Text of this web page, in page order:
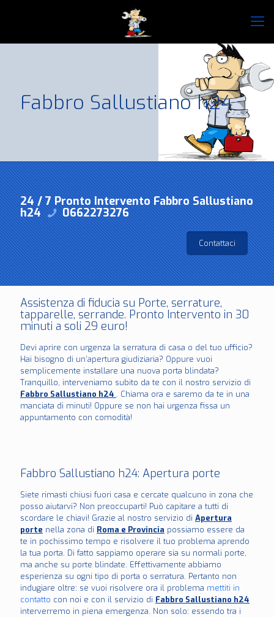
Fabbro Sallustiano h24
24 / 7 Pronto Intervento Fabbro Sallustiano
h24 0662273276
Contattaci
Assistenza di fiducia su Porte, serrature,
tapparelle, serrande. Pronto Intervento in 30
minuti a soli 29 euro!
Devi aprire con urgenza la serratura di casa o del tuo ufficio?
Hai bisogno di un’apertura giudiziaria? Oppure vuoi
semplicemente installare una nuova porta blindata?
Tranquillo, interveniamo subito da te con il nostro servizio di
Fabbro Sallustiano h24 . Chiama ora e saremo da te in una
manciata di minuti! Oppure se non hai urgenza fissa un
appuntamento con comodità!
Fabbro Sallustiano h24: Apertura porte
Siete rimasti chiusi fuori casa e cercate qualcuno in zona che
posso aiutarvi? Non preoccuparti! Può capitare a tutti di
scordare le chiavi! Grazie al nostro servizio di Apertura
porte nella zona di Roma e Provincia possiamo essere da
te in pochissimo tempo e risolvere il tuo problema aprendo
la tua porta. Di fatto sappiamo operare sia su normali porte,
ma anche su porte blindate. Effettivamente abbiamo
esperienza su ogni tipo di porta o serratura. Pertanto non
indugiare oltre: se vuoi risolvere ora il problema mettiti in
contatto con noi e con il servizio di Fabbro Sallustiano h24
interverremo in piena emergenza. Non solo: essendo tra i